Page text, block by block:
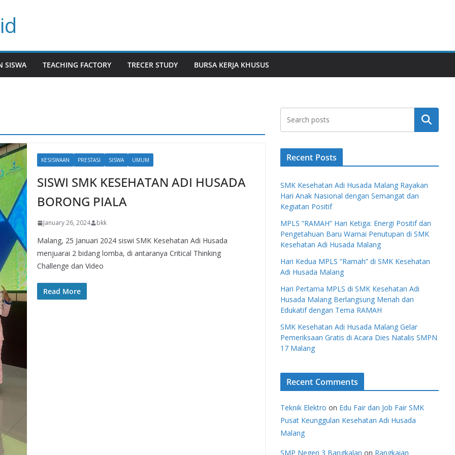
SISWA TEACHING FACTORY TRECER STUDY BURSA KERJA KHUSUS
KESISWAAN PRESTASI SISWA UMUM
SISWI SMK KESEHATAN ADI HUSADA
BORONG PIALA
January 26, 2024 bkk
Malang, 25 Januari 2024 siswi SMK Kesehatan Adi Husada
menjuarai 2 bidang lomba, di antaranya Critical Thinking
Challenge dan Video
Read More
Search
Recent Posts
SMK Kesehatan Adi Husada Malang Rayakan
Hari Anak Nasional dengan Semangat dan
Kegiatan Positif
MPLS “RAMAH” Hari Ketiga: Energi Positif dan
Pengetahuan Baru Warnai Penutupan di SMK
Kesehatan Adi Husada Malang
Hari Kedua MPLS “Ramah” di SMK Kesehatan
Adi Husada Malang
Hari Pertama MPLS di SMK Kesehatan Adi
Husada Malang Berlangsung Meriah dan
Edukatif dengan Tema RAMAH
SMK Kesehatan Adi Husada Malang Gelar
Pemeriksaan Gratis di Acara Dies Natalis SMPN
17 Malang
Recent Comments
Teknik Elektro on Edu Fair dan Job Fair SMK
Pusat Keunggulan Kesehatan Adi Husada
Malang
SMP Negeri 3 Bangkalan on Rangkaian